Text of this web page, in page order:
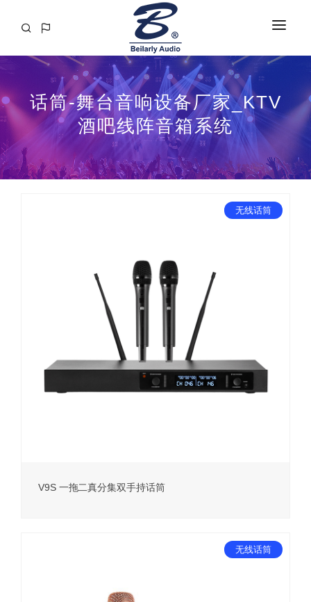
首页
关于
产品
工程案例
话筒-舞台音响设备厂家_KTV
酒吧线阵音箱系统
无线话筒
V9S 一拖二真分集双手持话筒
无线话筒